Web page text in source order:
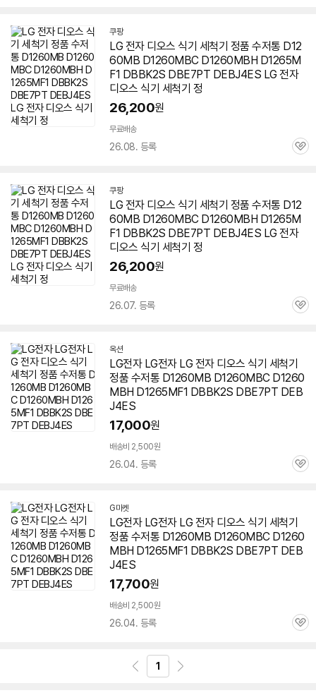
쿠팡
LG 전자 디오스 식기 세척기 정품 수저통 D12
60MB D1260MBCD1260MBH D1265M
F1 DBBK2S DBE7PT DEBJ4ES LG 전자
디오스 식기 세척기 정
26,200원
무료배송
26.08. 등록
관
쿠팡
LG 전자 디오스 식기 세척기 정품 수저통 D12
60MB D1260MBCD1260MBH D1265M
F1 DBBK2S DBE7PT DEBJ4ES LG 전자
디오스 식기 세척기 정
26,200원
무료배송
26.07. 등록
관
옥션
LG전자 LG전자 LG 전자 디오스 식기 세척기
정품 수저통 D1260MB D1260MBCD1260
MBH D1265MF1 DBBK2S DBE7PT DEB
J4ES
17,000원
배송비 2,500원
26.04. 등록
관
G마켓
LG전자 LG전자 LG 전자 디오스 식기 세척기
정품 수저통 D1260MB D1260MBCD1260
MBH D1265MF1 DBBK2S DBE7PT DEB
J4ES
17,700원
배송비 2,500원
26.04. 등록
관
1